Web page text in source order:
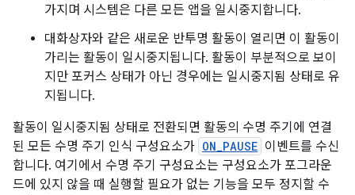
가지며 시스템은 다른 모든 앱을 일시중지합니다.
대화상자와 같은 새로운 반투명 활동이 열리면 이 활동이
가리는 활동이 일시중지됩니다. 활동이 부분적으로 보이
지만 포커스 상태가 아닌 경우에는 일시중지됨 상태로 유
지됩니다.
활동이 일시중지됨 상태로 전환되면 활동의 수명 주기에 연결
된 모든 수명 주기 인식 구성요소가 ON_PAUSE 이벤트를 수신
합니다. 여기에서 수명 주기 구성요소는 구성요소가 포그라운
드에 있지 않을 때 실행할 필요가 없는 기능을 모두 정지할 수